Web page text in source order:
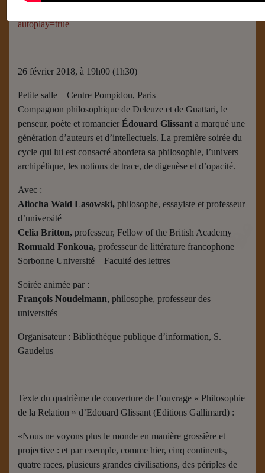
autoplay=true
26 février 2018, à 19h00 (1h30)
Petite salle – Centre Pompidou, Paris
Compagnon philosophique de Deleuze et de Guattari, le
penseur, poète et romancier Édouard Glissant a marqué une
génération d’auteurs et d’intellectuels. La première soirée du
cycle qui lui est consacré abordera sa philosophie, l’univers
archipélique, les notions de trace, de digenèse et d’opacité.
Avec :
Aliocha Wald Lasowski, philosophe, essayiste et professeur
d’université
Celia Britton, professeur, Fellow of the British Academy
Romuald Fonkoua, professeur de littérature francophone
Sorbonne Université – Faculté des lettres
Soirée animée par :
François Noudelmann, philosophe, professeur des
universités
Organisateur : Bibliothèque publique d’information, S.
Gaudelus
Texte du quatrième de couverture de l’ouvrage « Philosophie
de la Relation » d’Edouard Glissant (Editions Gallimard) :
«Nous ne voyons plus le monde en manière grossière et
projective : et par exemple, comme hier, cinq continents,
quatre races, plusieurs grandes civilisations, des périples de